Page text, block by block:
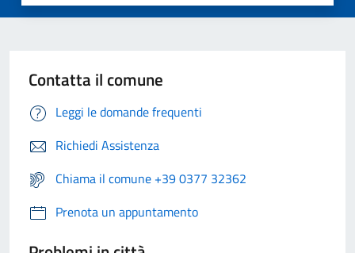
Contatta il comune
Leggi le domande frequenti
Richiedi Assistenza
Chiama il comune +39 0377 32362
Prenota un appuntamento